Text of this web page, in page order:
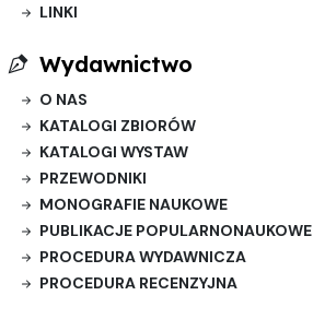
LINKI
Wydawnictwo
O NAS
KATALOGI ZBIORÓW
KATALOGI WYSTAW
PRZEWODNIKI
MONOGRAFIE NAUKOWE
PUBLIKACJE POPULARNONAUKOWE
PROCEDURA WYDAWNICZA
PROCEDURA RECENZYJNA